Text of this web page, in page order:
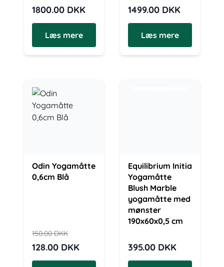
1800.00 DKK
Læs mere
1499.00 DKK
Læs mere
Odin Yogamåtte
0,6cm Blå
150.00DKK
128.00 DKK
Equilibrium Initia
Yogamåtte
Blush Marble
yogamåtte med
mønster
190x60x0,5 cm
395.00 DKK